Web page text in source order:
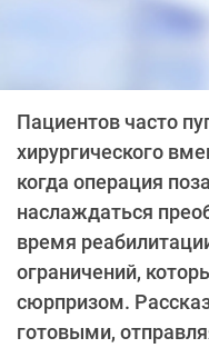
Пациентов часто
хирургического
когда операция
наслаждаться
время
ограничений,
сюрпризом.
готовыми,